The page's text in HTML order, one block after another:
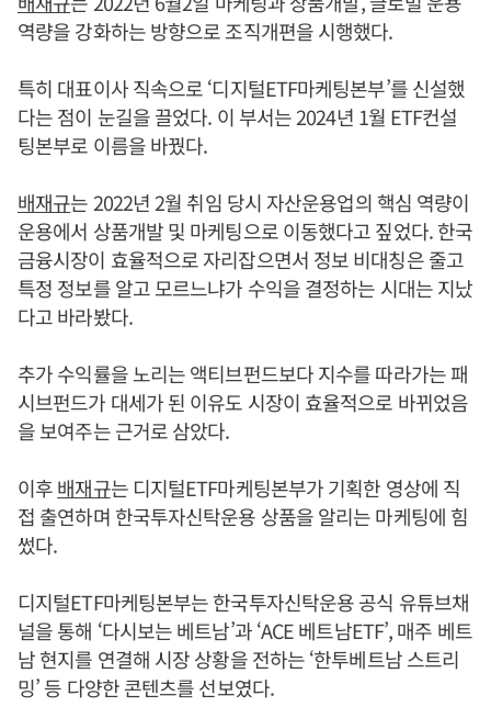
역량을 강화하는 방향으로 조직개편을 시행했다.
특히 대표이사 직속으로 ‘디지털ETF마케팅본부’를 신설했
다는 점이 눈길을 끌었다. 이 부서는 2024년 1월 ETF컨설
팅본부로 이름을 바꿨다.
배재규는 2022년 2월 취임 당시 자산운용업의 핵심 역량이
운용에서 상품개발 및 마케팅으로 이동했다고 짚었다. 한국
금융시장이 효율적으로 자리잡으면서 정보 비대칭은 줄고
특정 정보를 알고 모르느냐가 수익을 결정하는 시대는 지났
다고 바라봤다.
추가 수익률을 노리는 액티브펀드보다 지수를 따라가는 패
시브펀드가 대세가 된 이유도 시장이 효율적으로 바뀌었음
을 보여주는 근거로 삼았다.
이후배재규는 디지털ETF마케팅본부가 기획한 영상에 직
접 출연하며 한국투자신탁운용 상품을 알리는 마케팅에 힘
썼다.
디지털ETF마케팅본부는 한국투자신탁운용 공식 유튜브채
널을 통해 ‘다시보는 베트남’과 ‘ACE 베트남ETF’, 매주 베트
남 현지를 연결해 시장 상황을 전하는 ‘한투베트남 스트리
밍’ 등 다양한 콘텐츠를 선보였다.